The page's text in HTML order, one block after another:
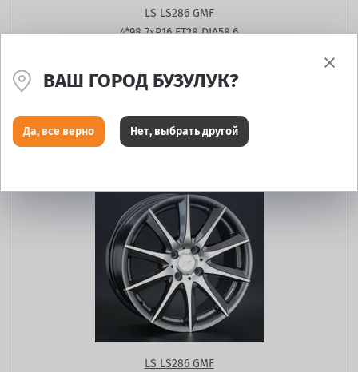
LS LS286 GMF
4*98 7xR16 ET28 DIA58.6
11 374₽
LS LS286 GMF
ВАШ ГОРОД БУЗУЛУК?
Да, все верно Нет, выбрать другой